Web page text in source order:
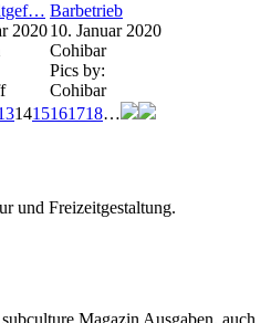
2020
Barbetrieb
10. Januar 2020
Cohibar
Pics by:
Cohibar
1415161718…
und Freizeitgestaltung.
Magazin Ausgaben, auch